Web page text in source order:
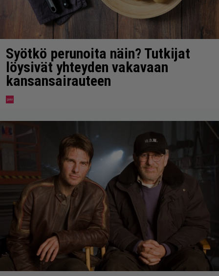
Syötkö perunoita näin? Tutkijat
löysivät yhteyden vakavaan
kansansairauteen